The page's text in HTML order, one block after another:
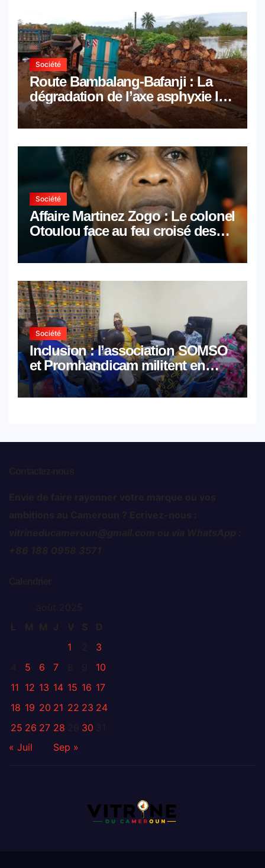
Société
Route Bambalang-Bafanji : La
dégradation de l’axe asphyxie les
activités économiques
Société
Affaire Martinez Zogo : Le colonel
Otoulou face au feu croisé des
avocats de la défense
Société
Inclusion : l’association SOMSO
et Promhandicam militent en
faveur d’une réforme des
formations en hôtellerie-
1
3
5 6 7
10
11 12 13 14 15 16 17
18 19 20 21 22 23 24
25 26 27 28 30
« Juil
Sep »